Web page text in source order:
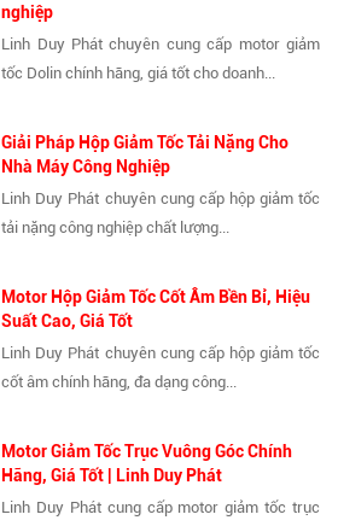
nghiệp
Linh Duy Phát chuyên cung cấp motor giảm
tốc Dolin chính hãng, giá tốt cho doanh...
Giải Pháp Hộp Giảm Tốc Tải Nặng Cho
Nhà Máy Công Nghiệp
Linh Duy Phát chuyên cung cấp hộp giảm tốc
tải nặng công nghiệp chất lượng...
Motor Hộp Giảm Tốc Cốt Âm Bền Bỉ, Hiệu
Suất Cao, Giá Tốt
Linh Duy Phát chuyên cung cấp hộp giảm tốc
cốt âm chính hãng, đa dạng công...
Motor Giảm Tốc Trục Vuông Góc Chính
Hãng, Giá Tốt | Linh Duy Phát
Linh Duy Phát cung cấp motor giảm tốc trục